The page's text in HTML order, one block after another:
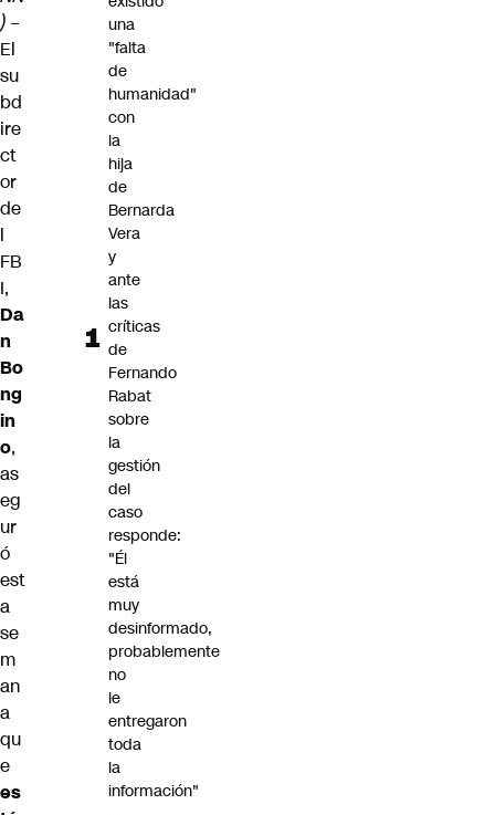
) –
El
su
bd
ire
ct
or
de
l
FB
I,
Da
n
Bo
ng
in
o,
as
eg
ur
ó
est
a
se
m
an
a
qu
e
es
una
"falta
de
humanidad"
con
la
hija
de
Bernarda
Vera
y
ante
las
críticas
de
Fernando
Rabat
sobre
la
gestión
del
caso
responde:
"Él
está
muy
desinformado,
probablemente
no
le
entregaron
toda
la
información"